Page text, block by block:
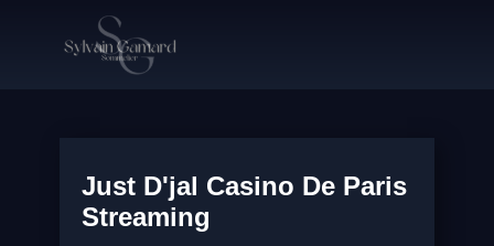
Just D'jal Casino De Paris
Streaming